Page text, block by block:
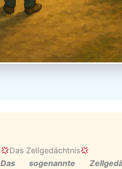
Das Zellgedächtnis
Das sogenannte